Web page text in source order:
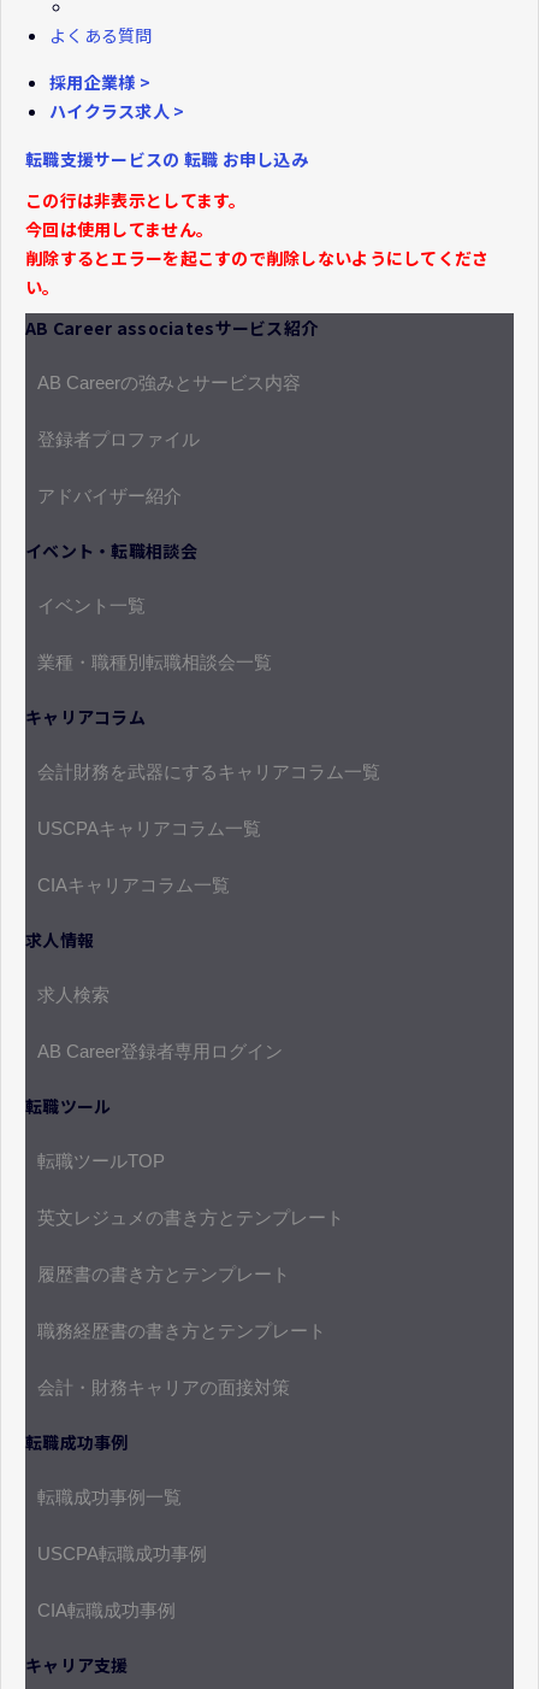
よくある質問
採用企業様 >
ハイクラス求人 >
転職支援サービスの 転職 お申し込み
この行は非表示としてます。
今回は使用してません。
削除するとエラーを起こすので削除しないようにしてくださ
い。
AB Career associatesサービス紹介
AB Careerの強みとサービス内容
登録者プロファイル
アドバイザー紹介
イベント・転職相談会
イベント一覧
業種・職種別転職相談会一覧
キャリアコラム
会計財務を武器にするキャリアコラム一覧
USCPAキャリアコラム一覧
CIAキャリアコラム一覧
求人情報
求人検索
AB Career登録者専用ログイン
転職ツール
転職ツールTOP
英文レジュメの書き方とテンプレート
履歴書の書き方とテンプレート
職務経歴書の書き方とテンプレート
会計・財務キャリアの面接対策
転職成功事例
転職成功事例一覧
USCPA転職成功事例
CIA転職成功事例
キャリア支援